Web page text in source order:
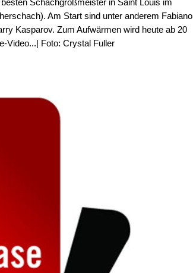
Am Start sind unter anderem Fabiano
Kasparov. Zum Aufwärmen wird heute ab 20
Video...| Foto: Crystal Fuller